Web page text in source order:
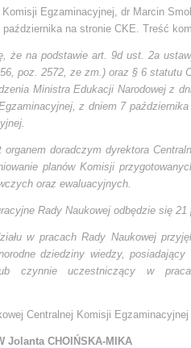
Egzaminacyjnej, dr Marcin
października na stronie CKE. Treść
że na podstawie art. 9d ust. 2a
poz. 2572, ze zm.) oraz § 6 statutu
Ministra Edukacji Narodowej z
z dniem 7 października
organem doradczym dyrektora
planów Komisji
oraz ewaluacyjnych.
Rady Naukowej odbędzie się 21
w pracach Rady Naukowej
dziedziny wiedzy,
czynnie uczestniczący w
Centralnej Komisji
Jolanta CHOIŃSKA-MIKA